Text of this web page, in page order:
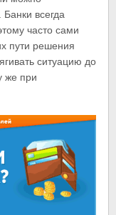
всегда
часто сами
пути решения
ситуацию до
же при